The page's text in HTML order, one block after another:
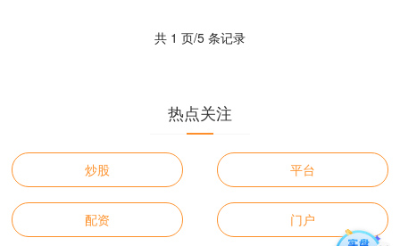
共 1 页/5 条记录
热点关注
炒股 平台
配资 门户